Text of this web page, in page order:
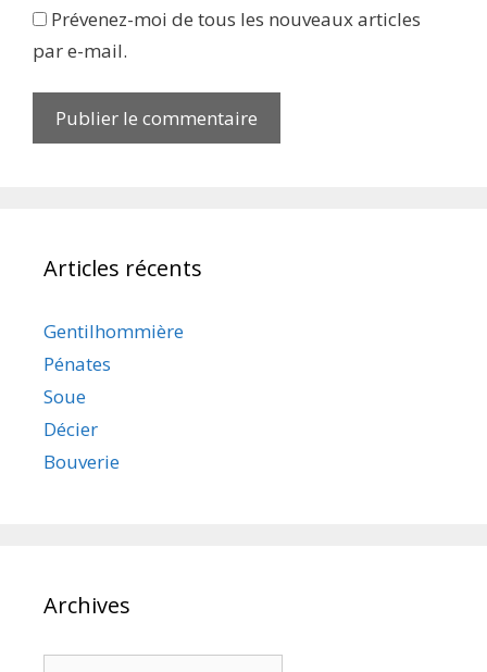
Prévenez-moi de tous les nouveaux articles
par e-mail.
Articles récents
Gentilhommière
Pénates
Soue
Décier
Bouverie
Archives